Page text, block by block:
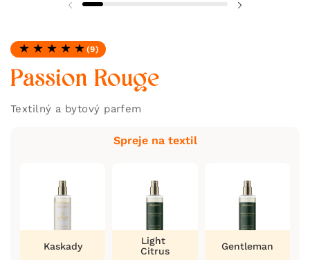
Hodnotenie: 4.78 z 5
(9)
Passion Rouge
Textilný a bytový parfem
Spreje na textil
Kaskady
Light
Citrus
Gentleman